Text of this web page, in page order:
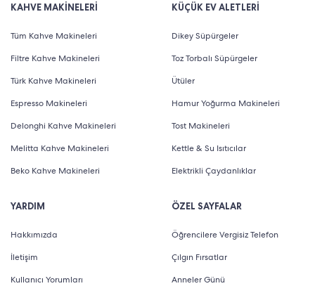
KAHVE MAKİNELERİ
Tüm Kahve Makineleri
Filtre Kahve Makineleri
Türk Kahve Makineleri
Espresso Makineleri
Delonghi Kahve Makineleri
Melitta Kahve Makineleri
Beko Kahve Makineleri
YARDIM
Hakkımızda
İletişim
Kullanıcı Yorumları
KÜÇÜK EV ALETLERİ
Dikey Süpürgeler
Toz Torbalı Süpürgeler
Ütüler
Hamur Yoğurma Makineleri
Tost Makineleri
Kettle & Su Isıtıcılar
Elektrikli Çaydanlıklar
ÖZEL SAYFALAR
Öğrencilere Vergisiz Telefon
Çılgın Fırsatlar
Anneler Günü